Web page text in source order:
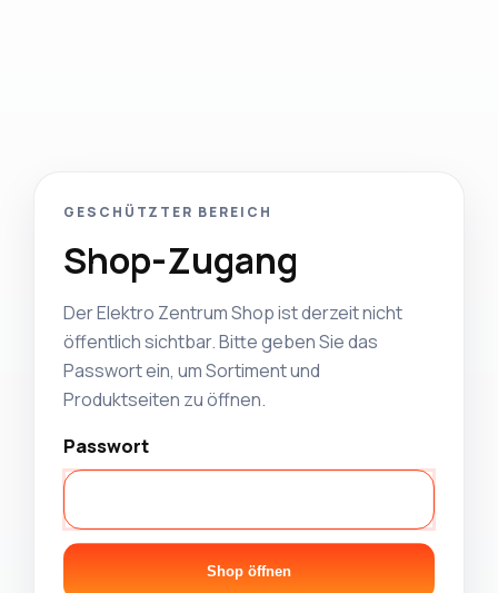
GESCHÜTZTER BEREICH
Shop-Zugang
Der Elektro Zentrum Shop ist derzeit nicht
öffentlich sichtbar. Bitte geben Sie das
Passwort ein, um Sortiment und
Produktseiten zu öffnen.
Passwort
Shop öffnen